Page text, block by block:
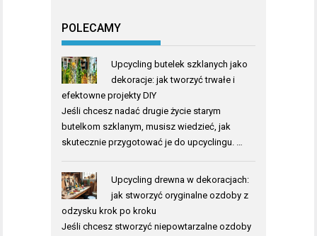
POLECAMY
Upcycling butelek szklanych jako
dekoracje: jak tworzyć trwałe i
efektowne projekty DIY
Jeśli chcesz nadać drugie życie starym
butelkom szklanym, musisz wiedzieć, jak
skutecznie przygotować je do upcyclingu. …
Upcycling drewna w dekoracjach:
jak stworzyć oryginalne ozdoby z
odzysku krok po kroku
Jeśli chcesz stworzyć niepowtarzalne ozdoby